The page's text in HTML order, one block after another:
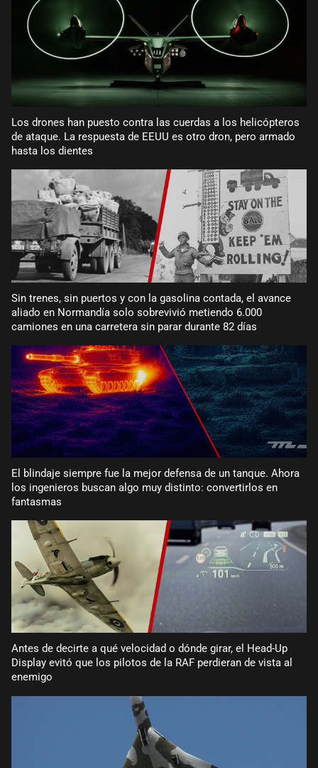
Los drones han puesto contra las cuerdas a los helicópteros
de ataque. La respuesta de EEUU es otro dron, pero armado
hasta los dientes
Sin trenes, sin puertos y con la gasolina contada, el avance
aliado en Normandía solo sobrevivió metiendo 6.000
camiones en una carretera sin parar durante 82 días
El blindaje siempre fue la mejor defensa de un tanque. Ahora
los ingenieros buscan algo muy distinto: convertirlos en
fantasmas
Antes de decirte a qué velocidad o dónde girar, el Head-Up
Display evitó que los pilotos de la RAF perdieran de vista al
enemigo